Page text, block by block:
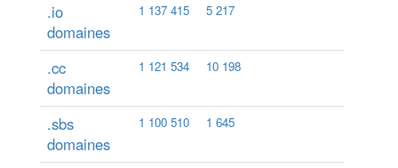
.io
domaines
1 137 415 5 217
.cc
domaines
1 121 534 10 198
.sbs
domaines
1 100 510 1 645